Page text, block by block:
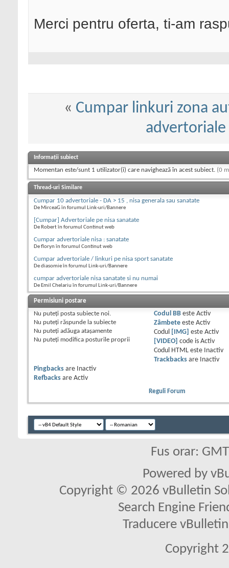
Merci pentru oferta, ti-am
« Cumpar linkuri zona
Informații subiect
Momentan este/sunt 1 utilizator(i) care navighează în acest subiect. (0
Thread-uri Similare
Cumpar 10 advertoriale - DA > 15 , nisa generala sau sanatate
De MirceaG în forumul Link-uri/Bannere
[Cumpar] Advertoriale pe nisa sanatate
De Robert în forumul Continut web
Cumpar advertoriale nisa : sanatate
De floryn în forumul Continut web
Cumpar advertoriale / linkuri pe nisa sport sanatate
De diasomie în forumul Link-uri/Bannere
cumpar advertoriale nisa sanatate si nu numai
De Emil Chelariu în forumul Link-uri/Bannere
Permisiuni postare
Nu puteţi posta subiecte noi.
Nu puteţi răspunde la subiecte
Nu puteţi adăuga ataşamente
Nu puteţi modifica posturile proprii
Codul BBeste Activ
Zâmbeteeste Activ
Codul
[IMG] este Activ
[VIDEO]
code is Activ
Codul HTML este
Inactiv
Trackbacksare
Inactiv
Pingbacks are
Inactiv
Refbacks are Activ
Reguli Forum
Fus orar:
Powered by
Copyright © 2026 vBulletin
Search Engine
Traducere
Copyright